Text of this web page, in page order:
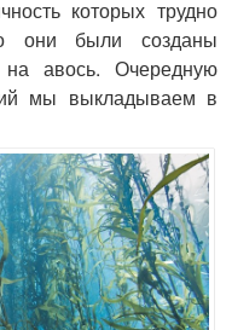
которых трудно
они были созданы
авось. Очередную
мы выкладываем в